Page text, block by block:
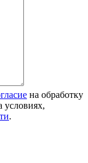
на обработку
условиях,
.